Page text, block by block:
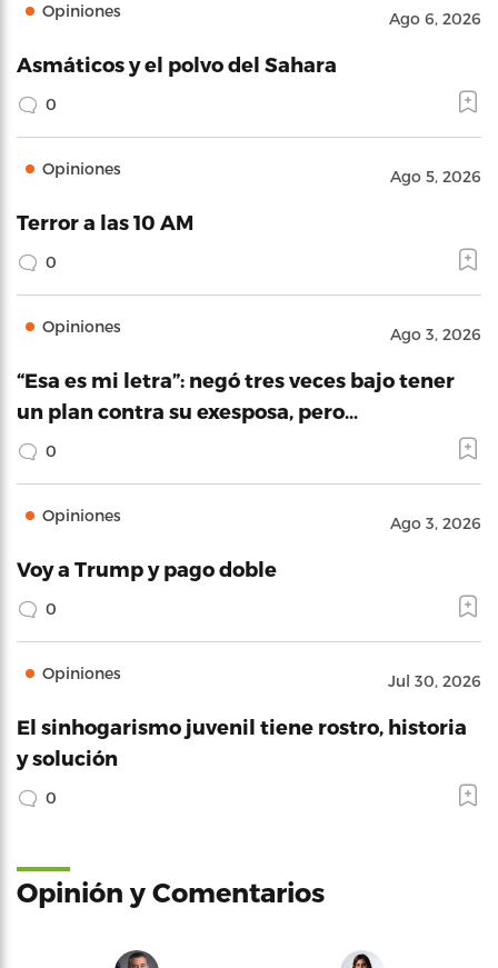
Opiniones Ago 6, 2026
Asmáticos y el polvo del Sahara
0
Opiniones Ago 5, 2026
Terror a las 10 AM
0
Opiniones Ago 3, 2026
“Esa es mi letra”: negó tres veces bajo tener
un plan contra su exesposa, pero…
0
Opiniones Ago 3, 2026
Voy a Trump y pago doble
0
Opiniones Jul 30, 2026
El sinhogarismo juvenil tiene rostro, historia
y solución
0
Opinión y Comentarios